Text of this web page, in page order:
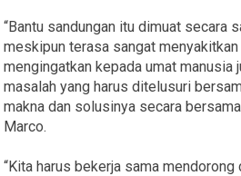
“Bantu sandungan itu dimuat secara
meskipun terasa sangat
mengingatkan kepada umat manusia
masalah yang harus ditelusuri
makna dan solusinya secara
Marco.
“Kita harus bekerja sama mendorong